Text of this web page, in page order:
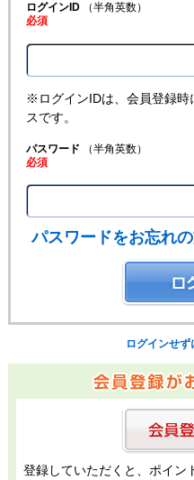
ログインID（半角英数）
必須
※ログインIDは、会員登録時
スです。
パスワード （半角英数）
必須
パスワードをお忘れ
ログインせ
登録していただくと、ポイン